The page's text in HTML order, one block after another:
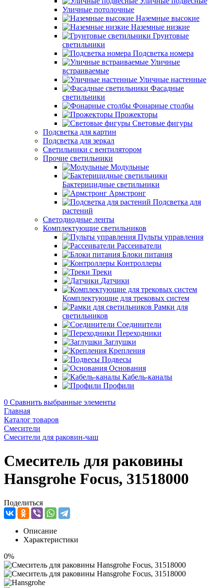
Уличные потолочные
Наземные высокие
Наземные низкие
Грунтовые
светильники
Подсветка номера
Уличные
встраиваемые
Уличные настенные
Фасадные
светильники
Фонарные столбы
Прожекторы
Световые фигуры
Подсветка для картин
Подсветка для зеркал
Светильники с вентилятором
Прочие светильники
Модульные
Бактерицидные светильники
Армстронг
Подсветка для
растений
Светодиодные ленты
Комплектующие светильников
Пульты управления
Рассеиватели
Блоки питания
Контроллеры
Треки
Датчики
Комплектующие для трековых систем
Рамки для
светильников
Соединители
Переходники
Заглушки
Крепления
Подвесы
Основания
Кабель-каналы
Профили
0 Сравнить выбранные элементы
Главная
Каталог товаров
Смесители
Смесители для раковин-чаш
Смеситель для раковины
Hansgrohe Focus, 31518000
Поделиться
Описание
Характеристики
0%